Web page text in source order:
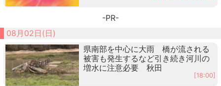
-PR-
08月02日(日)
県南部を中心に大雨 橋が流される
被害も発生するなど引き続き河川の
増水に注意必要 秋田
[18:00]